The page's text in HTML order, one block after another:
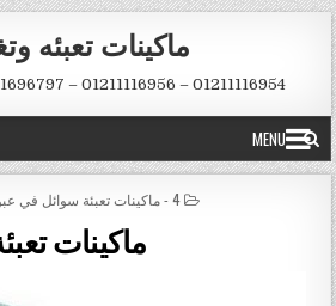
Skip to content
ماكينات تعبئه
01211116954 – 01211116956 – 01221696797 – 01211116958
MENU
POSTED IN
4 - ماكينات تعبئة سوائل في عبوات و اكياس
ماكينات